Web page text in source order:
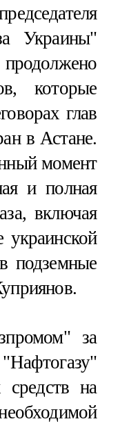
Украины"
которые
глав
в Астане.
момент
и полная
включая
подземные
за
средств на